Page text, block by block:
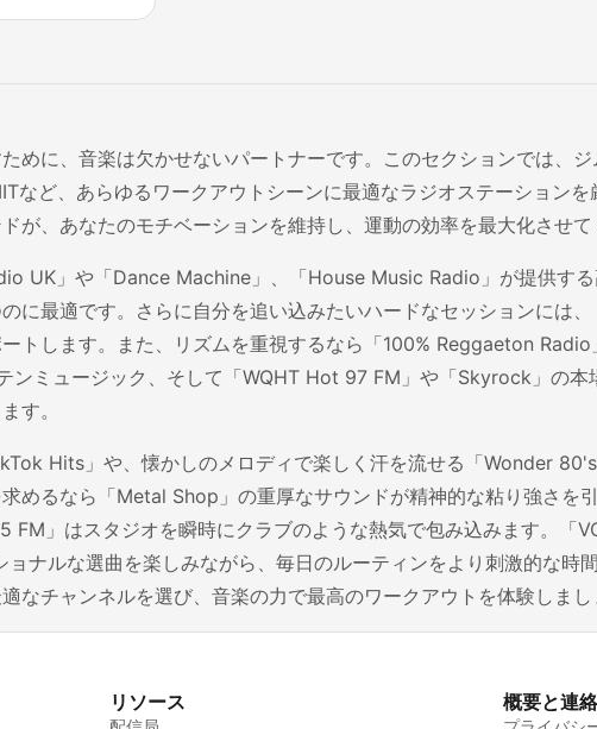
めに、音楽は欠かせないパートナーです。このセクションでは、
など、あらゆるワークアウトシーンに最適なラジオステーション
が、あなたのモチベーションを維持し、運動の効率を最大化させて
UK」や「Dance Machine」、「House Music Radio」が提供する
に最適です。さらに自分を追い込みたいハードなセッションには
トします。また、リズムを重視するなら「100% Reggaeton Radio
ンミュージック、そして「WQHT Hot 97 FM」や「Skyrock」の本
す。
Hits」や、懐かしのメロディで楽しく汗を流せる「Wonder
めるなら「Metal Shop」の重厚なサウンドが精神的な粘り強さを
FM」はスタジオを瞬時にクラブのような熱気で包み込みます。「
ョナルな選曲を楽しみながら、毎日のルーティンをより刺激的な時
なチャンネルを選び、音楽の力で最高のワークアウトを体験しまし
リソース 概要と連